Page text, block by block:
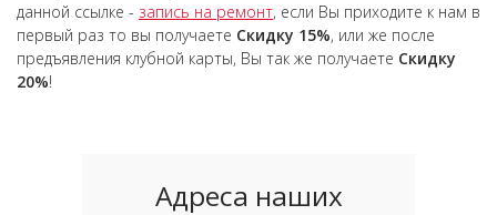
данной ссылке - запись на ремонт, если Вы приходите к нам в
первый раз то вы получаете Скидку 15%, или же после
предъявления клубной карты, Вы так же получаете Скидку
20%!
Адреса наших